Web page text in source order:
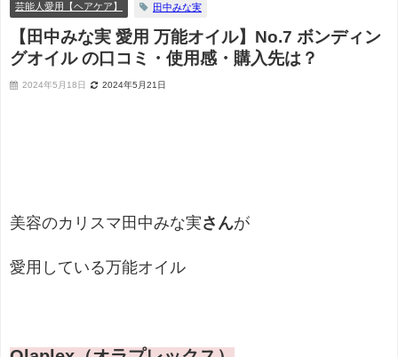
芸能人愛用【ヘアケア】 田中みな実
【田中みな実 愛用 万能オイル】No.7 ボンディン
グオイル の口コミ・使用感・購入先は？
2024年5月18日 2024年5月21日
美容のカリスマ田中みな実さんが
愛用している万能オイル